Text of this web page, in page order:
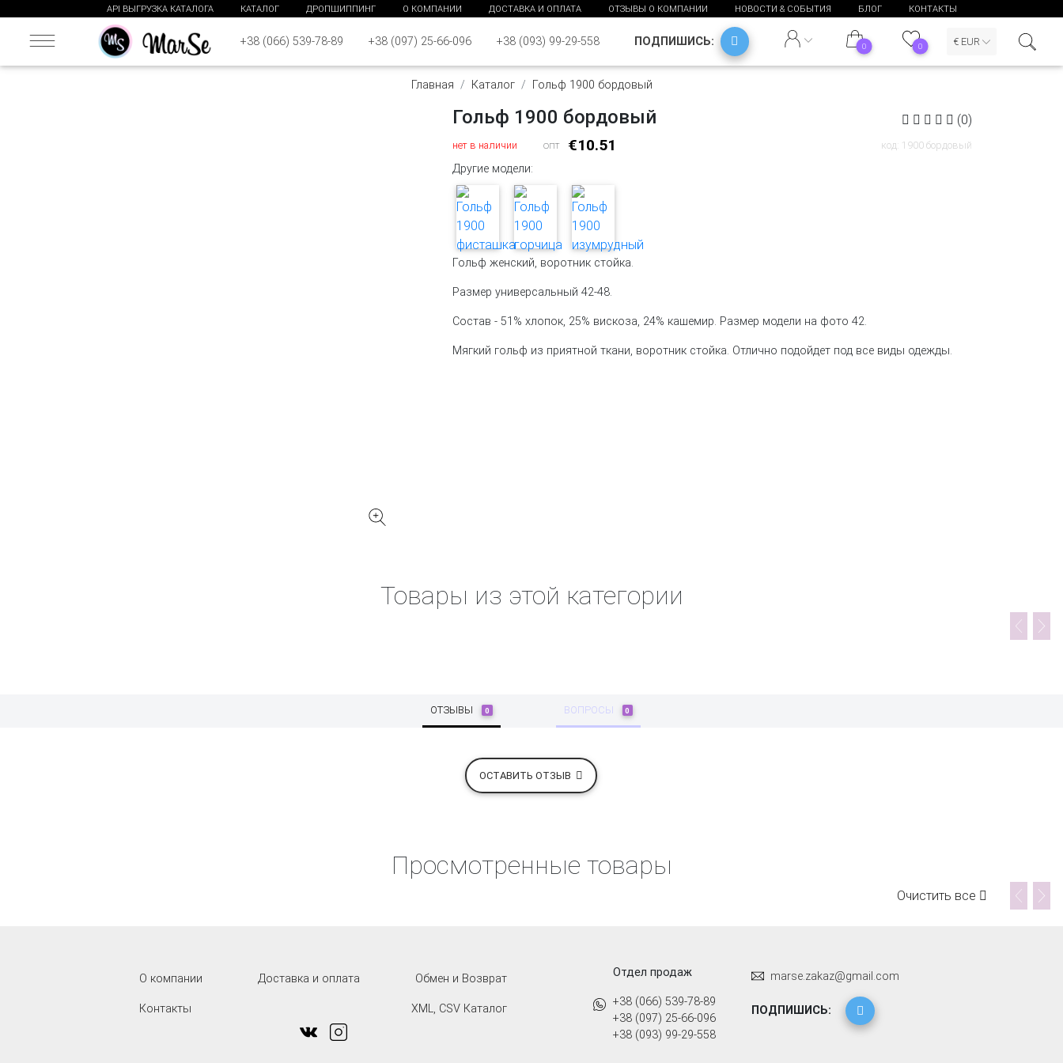
API ВЫГРУЗКА КАТАЛОГА КАТАЛОГ ДРОПШИППИНГ О КОМПАНИИ ДОСТАВКА И ОПЛАТА ОТЗЫВЫ О КОМПАНИИ НОВОСТИ & СОБЫТИЯ БЛОГ КОНТАКТЫ
+38 (066) 539-78-89 +38 (097) 25-66-096 +38 (093) 99-29-558 ПОДПИШИСЬ: 0 0 € EUR
Главная Каталог Гольф 1900 бордовый
Гольф 1900 бордовый (0)
нет в наличии опт €10.51 код: 1900 бордовый
Другие модели:
Гольф женский, воротник стойка.
Размер универсальный 42-48.
Состав - 51% хлопок, 25% вискоза, 24% кашемир. Размер модели на фото 42.
Мягкий гольф из приятной ткани, воротник стойка. Отлично подойдет под все виды одежды.
Товары из этой категории
ОТЗЫВЫ 0 ВОПРОСЫ 0
ОСТАВИТЬ ОТЗЫВ
Просмотренные товары
Очистить все
О компании Доставка и оплата Обмен и Возврат
Контакты XML, CSV Каталог
Отдел продаж
+38 (066) 539-78-89
+38 (097) 25-66-096
+38 (093) 99-29-558
marse.zakaz@gmail.com
ПОДПИШИСЬ: